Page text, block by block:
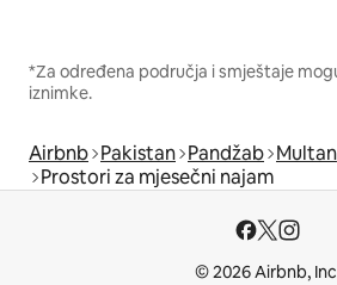
*Za određena područja i smještaje
iznimke.
Airbnb Pakistan Pandžab Multan
Prostori za mjesečni najam
© 2026 Airbnb,